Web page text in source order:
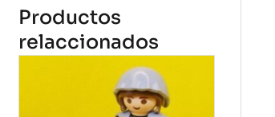
Productos
relaccionados